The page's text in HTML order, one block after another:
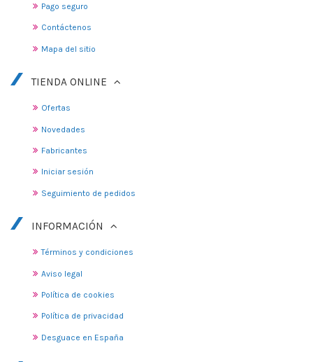
Pago seguro
Contáctenos
Mapa del sitio
TIENDA ONLINE
Ofertas
Novedades
Fabricantes
Iniciar sesión
Seguimiento de pedidos
INFORMACIÓN
Términos y condiciones
Aviso legal
Política de cookies
Política de privacidad
Desguace en España